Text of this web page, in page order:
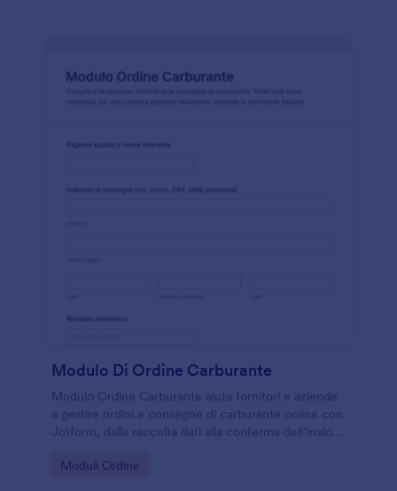
Modulo Di Ordine Carburante
Modulo Ordine Carburante aiuta fornitori e aziende
a gestire ordini e consegne di carburante online con
Jotform, dalla raccolta dati alla conferma dell’invio
operative.
Go to Category:
Moduli Ordine